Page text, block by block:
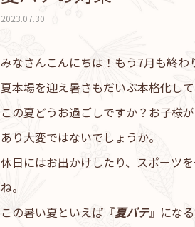
2023.07.30
みなさんこんにちは！もう7月も終わ
夏本場を迎え暑さもだいぶ本格化して
この夏どうお過ごしですか？お子様
あり大変ではないでしょうか。
休日にはお出かけしたり、スポーツ
ね。
この暑い夏といえば『夏バテ』にな